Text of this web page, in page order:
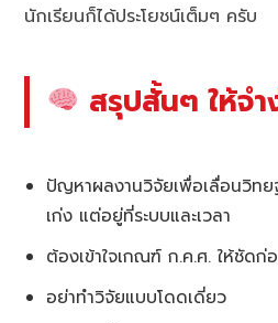
นักเรียนก็ได้ประโยชน์เต็มๆ ครับ
สรุปสั้นๆ ให้จำ
ปัญหาผลงานวิจัยเพื่อเลื่อนวิทย
เก่ง แต่อยู่ที่ระบบและเวลา
ต้องเข้าใจเกณฑ์ ก.ค.ศ. ให้ชัดก่
อย่าทำวิจัยแบบโดดเดี่ยว